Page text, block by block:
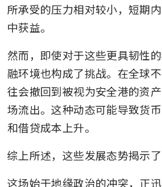
所承受的压力相对较小，短期
中获益。
然而，即使对于这些更具韧性
融环境也构成了挑战。在全球
往会撤回到被视为安全港的资
场流出。这种动态可能导致货
和借贷成本上升。
综上所述，这些发展态势揭示
这场始于地缘政治的冲突，正